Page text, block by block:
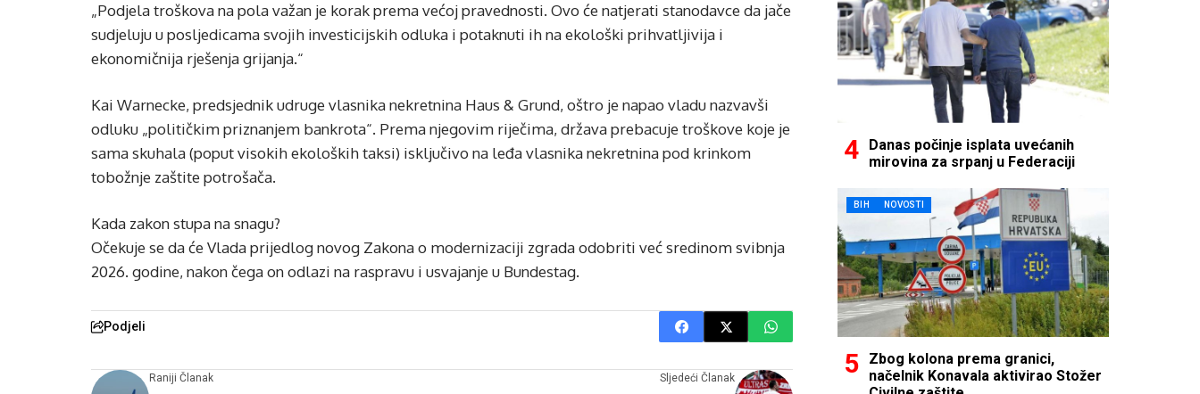
„Podjela troškova na pola važan je korak prema većoj pravednosti. Ovo će natjerati stanodavce da jače
sudjeluju u posljedicama svojih investicijskih odluka i potaknuti ih na ekološki prihvatljivija i
ekonomičnija rješenja grijanja.“
Kai Warnecke, predsjednik udruge vlasnika nekretnina Haus & Grund, oštro je napao vladu nazvavši
odluku „političkim priznanjem bankrota“. Prema njegovim riječima, država prebacuje troškove koje je
sama skuhala (poput visokih ekoloških taksi) isključivo na leđa vlasnika nekretnina pod krinkom
tobožnje zaštite potrošača.
Kada zakon stupa na snagu?
Očekuje se da će Vlada prijedlog novog Zakona o modernizaciji zgrada odobriti već sredinom svibnja
2026. godine, nakon čega on odlazi na raspravu i usvajanje u Bundestag.
Podjeli
Raniji Članak Sljedeći Članak
Danas počinje isplata uvećanih
mirovina za srpanj u Federaciji
BIH NOVOSTI
Zbog kolona prema granici,
načelnik Konavala aktivirao Stožer